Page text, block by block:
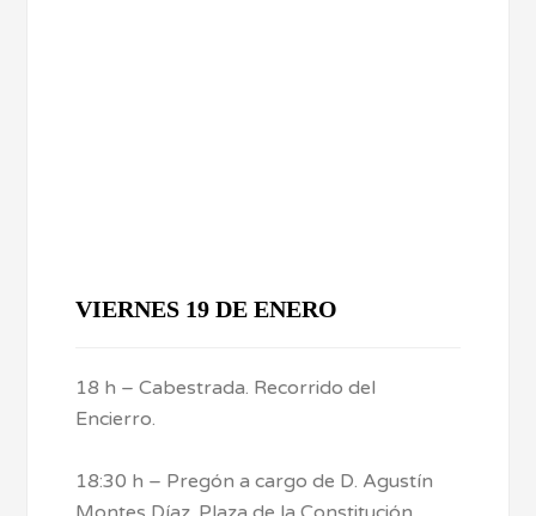
VIERNES 19 DE ENERO
18 h – Cabestrada. Recorrido del
Encierro.
18:30 h – Pregón a cargo de D. Agustín